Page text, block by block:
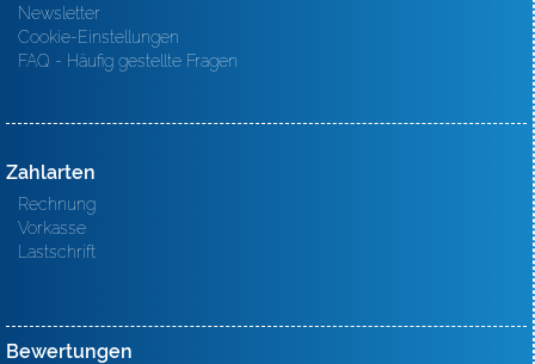
Newsletter
Cookie-Einstellungen
FAQ - Häufig gestellte Fragen
Zahlarten
Rechnung
Vorkasse
Lastschrift
Bewertungen